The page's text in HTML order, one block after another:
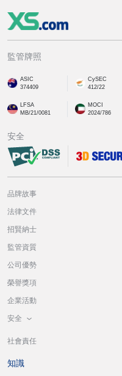
監管牌照
ASIC
374409
CySEC
412/22
LFSA
MB/21/0081
MOCI
2024/786
安全
品牌故事
法律文件
招賢納士
監管資質
公司優勢
榮譽獎項
企業活動
安全
社會責任
知識